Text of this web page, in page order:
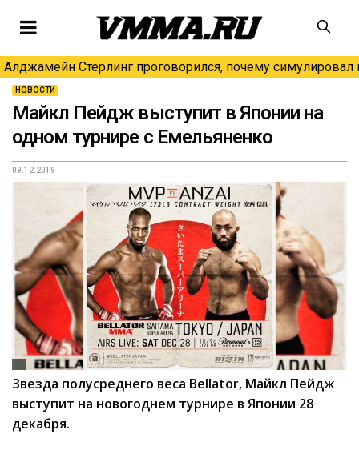
Алджамейн Стерлинг проговорился, почему симулировал
НОВОСТИ
Майкл Пейдж выступит в Японии на
одном турнире с Емельяненко
09.12.2019
Звезда полусреднего веса Bellator, Майкл Пейдж
выступит на новогоднем турнире в Японии 28
декабря.